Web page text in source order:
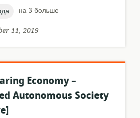
на 3 больше
11, 2019
Economy –
Autonomous Society